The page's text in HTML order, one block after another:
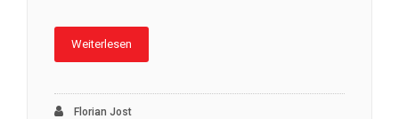
Weiterlesen
Florian Jost